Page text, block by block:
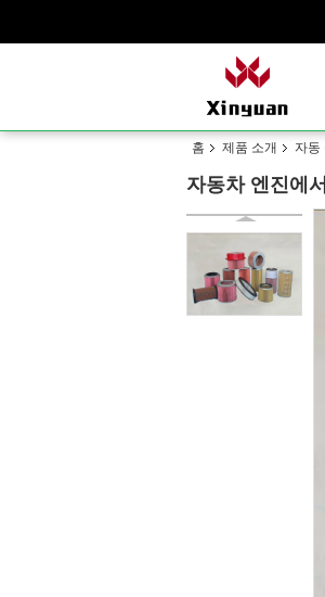
홈 제품 소개 자동
자동차 엔진에